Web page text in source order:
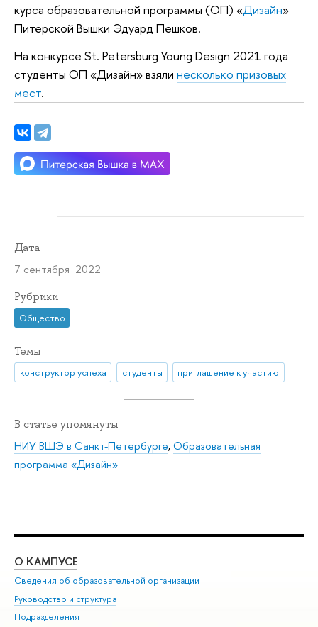
курса образовательной программы (ОП) «Дизайн»
Питерской Вышки Эдуард Пешков.
На конкурсе St. Petersburg Young Design 2021 года
студенты ОП «Дизайн» взяли несколько призовых
мест.
Дата
7 сентября 2022
Рубрики
Общество
Темы
конструктор успеха студенты приглашение к участию
В статье упомянуты
НИУ ВШЭ в Санкт-Петербурге,Образовательная
программа «Дизайн»
О КАМПУСЕ
Сведения об образовательной организации
Руководство и структура
Подразделения